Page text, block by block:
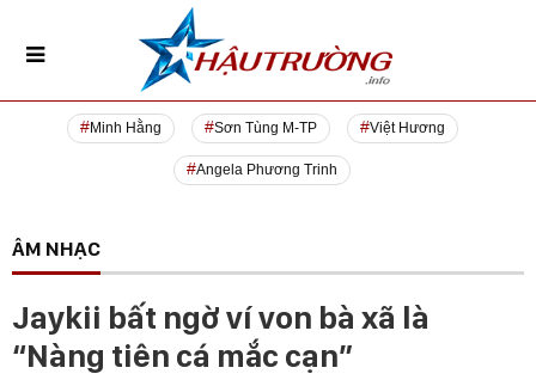
Minh Hằng Sơn Tùng M-TP Việt Hương
Angela Phương Trinh
ÂM NHẠC
Jaykii bất ngờ ví von bà xã là
“Nàng tiên cá mắc cạn”